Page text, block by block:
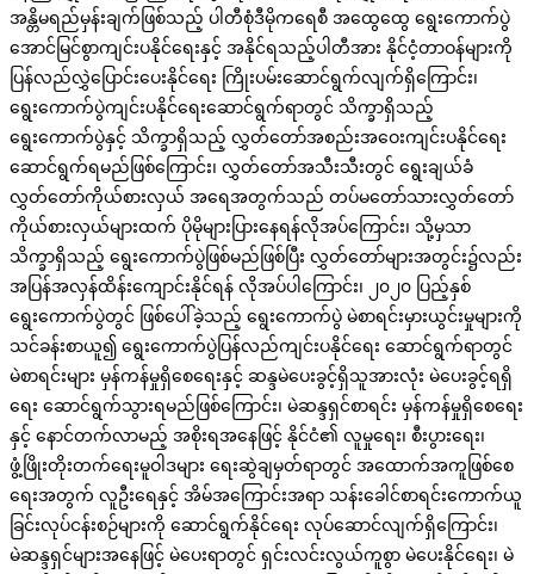
အန္တိမရည်မှန်းချက်ဖြစ်သည့် ပါတီစုံဒီမိုကရေစီ အထွေထွေ ရွေးကောက်ပွဲ
အောင်မြင်စွာကျင်းပနိုင်ရေးနှင့် အနိုင်ရသည့်ပါတီအား နိုင်ငံ့တာဝန်များကို
ပြန်လည်လွှဲပြောင်းပေးနိုင်ရေး ကြိုးပမ်းဆောင်ရွက်လျက်ရှိကြောင်း၊
ရွေးကောက်ပွဲကျင်းပနိုင်ရေးဆောင်ရွက်ရာတွင် သိက္ခာရှိသည့်
ရွေးကောက်ပွဲနှင့် သိက္ခာရှိသည့် လွှတ်တော်အစည်းအဝေးကျင်းပနိုင်ရေး
ဆောင်ရွက်ရမည်ဖြစ်ကြောင်း၊ လွှတ်တော်အသီးသီးတွင် ရွေးချယ်ခံ
လွှတ်တော်ကိုယ်စားလှယ် အရေအတွက်သည် တပ်မတော်သားလွှတ်တော်
ကိုယ်စားလှယ်များထက် ပိုမိုများပြားနေရန်လိုအပ်ကြောင်း၊ သို့မှသာ
သိက္ခာရှိသည့် ရွေးကောက်ပွဲဖြစ်မည်ဖြစ်ပြီး လွှတ်တော်များအတွင်း၌လည်း
အပြန်အလှန်ထိန်းကျောင်းနိုင်ရန် လိုအပ်ပါကြောင်း၊ ၂၀၂၀ ပြည့်နှစ်
ရွေးကောက်ပွဲတွင် ဖြစ်ပေါ်ခဲ့သည့် ရွေးကောက်ပွဲ မဲစာရင်းမှားယွင်းမှုများကို
သင်ခန်းစာယူ၍ ရွေးကောက်ပွဲပြန်လည်ကျင်းပနိုင်ရေး ဆောင်ရွက်ရာတွင်
မဲစာရင်းများ မှန်ကန်မှုရှိစေရေးနှင့် ဆန္ဒမဲပေးခွင့်ရှိသူအားလုံး မဲပေးခွင့်ရရှိ
ရေး ဆောင်ရွက်သွားရမည်ဖြစ်ကြောင်း၊ မဲဆန္ဒရှင်စာရင်း မှန်ကန်မှုရှိစေရေး
နှင့် နောင်တက်လာမည့် အစိုးရအနေဖြင့် နိုင်ငံ၏ လူမှုရေး၊ စီးပွားရေး၊
ဖွံ့ဖြိုးတိုးတက်ရေးမူဝါဒများ ရေးဆွဲချမှတ်ရာတွင် အထောက်အကူဖြစ်စေ
ရေးအတွက် လူဦးရေနှင့် အိမ်အကြောင်းအရာ သန်းခေါင်စာရင်းကောက်ယူ
ခြင်းလုပ်ငန်းစဉ်များကို ဆောင်ရွက်နိုင်ရေး လုပ်ဆောင်လျက်ရှိကြောင်း၊
မဲဆန္ဒရှင်များအနေဖြင့် မဲပေးရာတွင် ရှင်းလင်းလွယ်ကူစွာ မဲပေးနိုင်ရေး၊ မဲ